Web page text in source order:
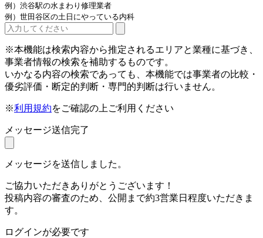
例）渋谷駅の水まわり修理業者
例）世田谷区の土日にやっている内科
※本機能は検索内容から推定されるエリアと業種に基づき、
事業者情報の検索を補助するものです。
いかなる内容の検索であっても、本機能では事業者の比較・
優劣評価・断定的判断・専門的判断は行いません。
※利用規約をご確認の上ご利用ください
メッセージ送信完了
メッセージを送信しました。
ご協力いただきありがとうございます！
投稿内容の審査のため、公開まで約3営業日程度いただきま
す。
ログインが必要です